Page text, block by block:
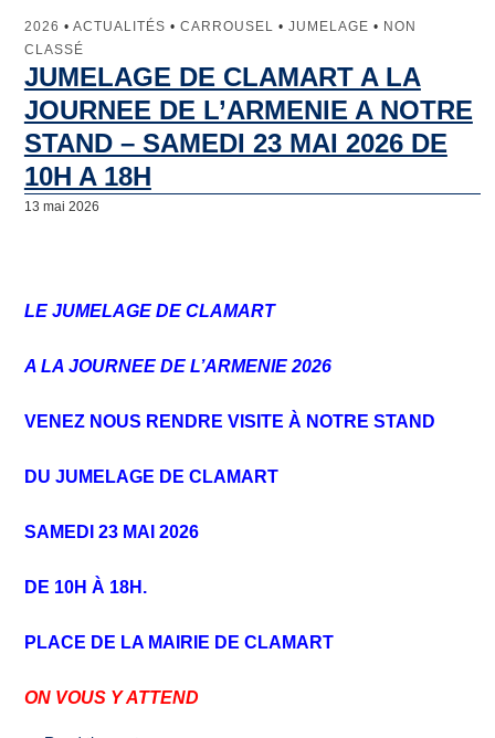
2026 • ACTUALITÉS • CARROUSEL • JUMELAGE • NON
CLASSÉ
JUMELAGE DE CLAMART A LA
JOURNEE DE L’ARMENIE A NOTRE
STAND – SAMEDI 23 MAI 2026 DE
10H A 18H
13 mai 2026
LE JUMELAGE DE CLAMART
A LA JOURNEE DE L’ARMENIE 2026
VENEZ NOUS RENDRE VISITE À NOTRE STAND
DU JUMELAGE DE CLAMART
SAMEDI 23 MAI 2026
DE 10H À 18H.
PLACE DE LA MAIRIE DE CLAMART
ON VOUS Y ATTEND